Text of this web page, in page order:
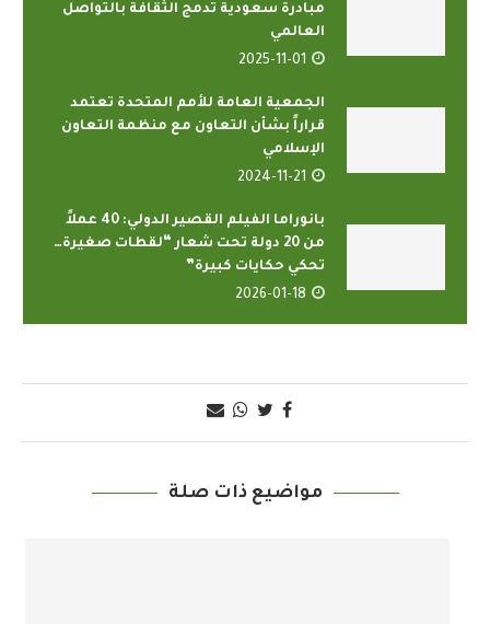
مبادرة سعودية تدمج الثقافة بالتواصل
العالمي
2025-11-01
الجمعية العامة للأمم المتحدة تعتمد
قراراً بشأن التعاون مع منظمة التعاون
الإسلامي
2024-11-21
بانوراما الفيلم القصير الدولي: 40 عملاً
من 20 دولة تحت شعار “لقطات صغيرة…
تحكي حكايات كبيرة”
2026-01-18
مواضيع ذات صلة